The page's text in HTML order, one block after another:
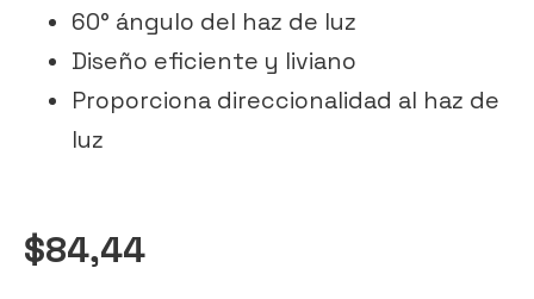
60° ángulo del haz de luz
Diseño eficiente y liviano
Proporciona direccionalidad al haz de
luz
$84,44